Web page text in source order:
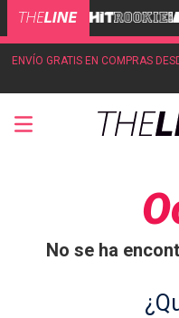
ENVÍO GRATIS EN COMPRAS
No se ha